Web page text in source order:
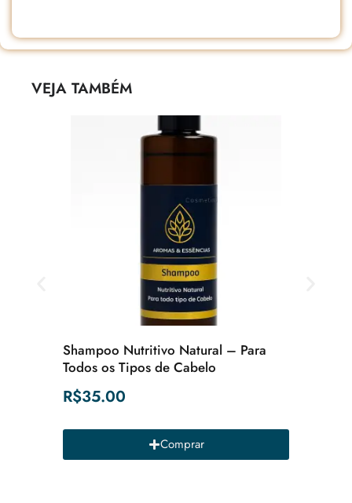
VEJA TAMBÉM
Shampoo Nutritivo Natural – Para
Todos os Tipos de Cabelo
R$35.00
Comprar